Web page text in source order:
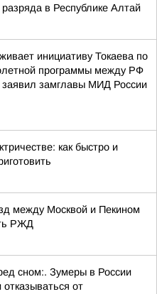
в Республике Алтай
инициативу Токаева по
программы между РФ
заявил замглавы МИД России
как быстро и
между Москвой и Пекином
РЖД
сном:. Зумеры в России
от